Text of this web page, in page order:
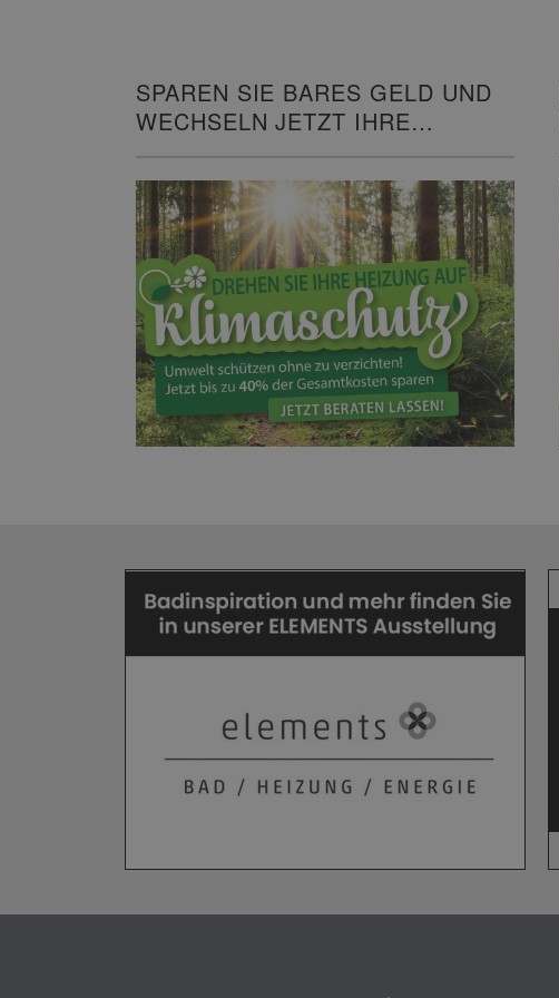
SPAREN SIE BARES GELD UND
WECHSELN JETZT IHRE